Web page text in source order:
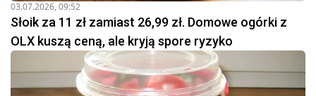
03.07.2026, 09:52
Słoik za 11 zł zamiast 26,99 zł. Domowe ogórki z
OLX kuszą ceną, ale kryją spore ryzyko